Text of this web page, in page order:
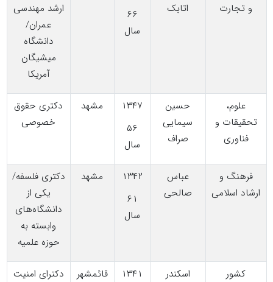
و تجارت
اتابک
۶۶
سال
ارشد مهندسی
عمران/
دانشگاه
میشیگان
آمریکا
علوم،
تحقیقات و
فناوری
حسین
سیمایی
صراف
۱۳۴۷
۵۶
سال
مشهد
دکتری حقوق
خصوصی
فرهنگ و
ارشاد اسلامی
عباس
صالحی
۱۳۴۲
۶۱
سال
مشهد
دکتری فلسفه/
یکی از
دانشگاه‌های
وابسته به
حوزه علمیه
کشور
اسکندر
۱۳۴۱
قائمشهر
دکترای امنیت